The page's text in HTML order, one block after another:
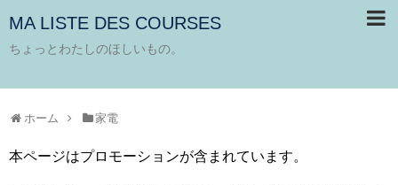
MA LISTE DES COURSES
ちょっとわたしのほしいもの。
ホーム 家電
本ページはプロモーションが含まれています。